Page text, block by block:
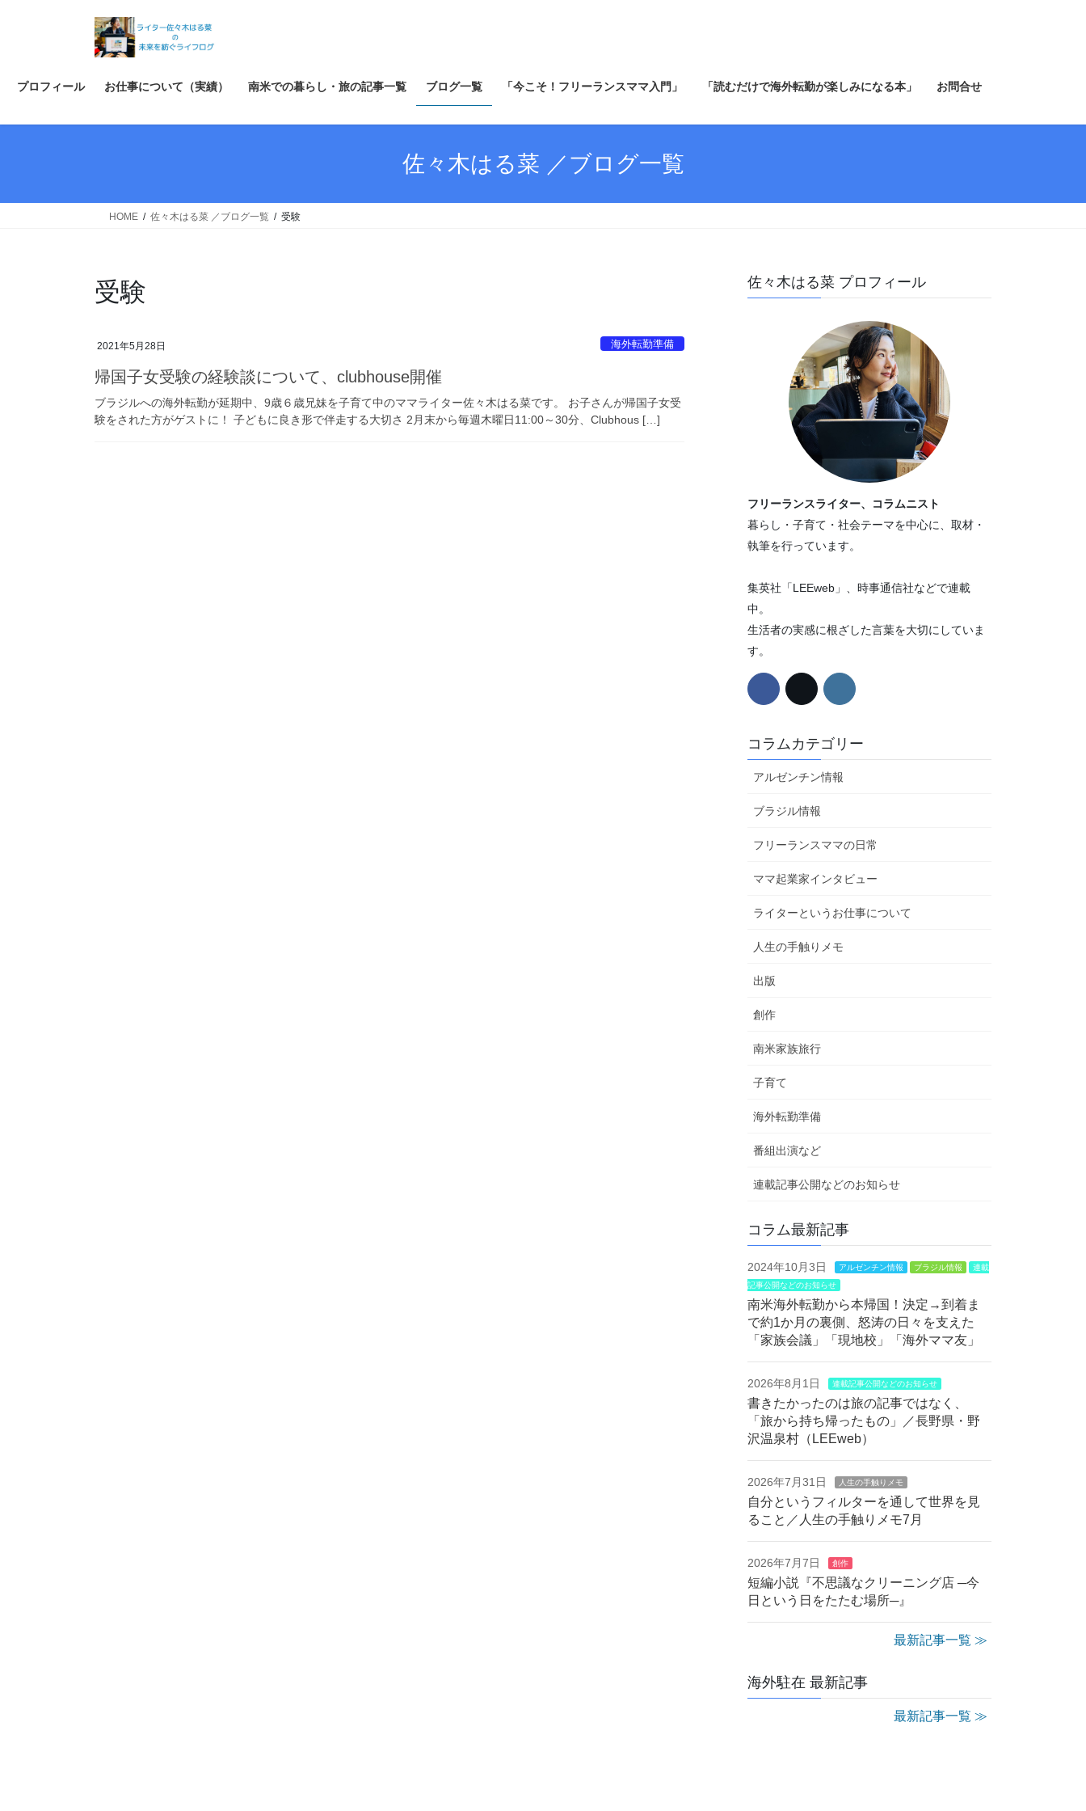
ス
ン
プロフィール お仕事について（実績） 南米での暮らし・旅の記事一覧 ブログ一覧 「今こそ！フリーランスママ入門」 「読むだけで海外転勤が楽しみになる本」 お問合せ
佐々木はる菜 ／ブログ一覧
HOME 佐々木はる菜 ／ブログ一覧 受験
受験
2021年5月28日 海外転勤準備
帰国子女受験の経験談について、clubhouse開催
ブラジルへの海外転勤が延期中、9歳６歳兄妹を子育て中のママライター佐々木はる菜です。 お子さんが帰国子女受
験をされた方がゲストに！ 子どもに良き形で伴走する大切さ 2月末から毎週木曜日11:00～30分、Clubhous […]
佐々木はる菜 プロフィール
フリーランスライター、コラムニスト
暮らし・子育て・社会テーマを中心に、取材・
執筆を行っています。
集英社「LEEweb」、時事通信社などで連載
中。
生活者の実感に根ざした言葉を大切にしていま
す。
コラムカテゴリー
アルゼンチン情報
ブラジル情報
フリーランスママの日常
ママ起業家インタビュー
ライターというお仕事について
人生の手触りメモ
出版
創作
南米家族旅行
子育て
海外転勤準備
番組出演など
連載記事公開などのお知らせ
コラム最新記事
2024年10月3日 アルゼンチン情報 ブラジル情報
連載
記事公開などのお知らせ
南米海外転勤から本帰国！決定→到着ま
で約1か月の裏側、怒涛の日々を支えた
「家族会議」「現地校」「海外ママ友」
2026年8月1日 連載記事公開などのお知らせ
書きたかったのは旅の記事ではなく、
「旅から持ち帰ったもの」／長野県・野
沢温泉村（LEEweb）
2026年7月31日 人生の手触りメモ
自分というフィルターを通して世界を見
ること／人生の手触りメモ7月
2026年7月7日 創作
短編小説『不思議なクリーニング店 ─今
日という日をたたむ場所─』
最新記事一覧 ≫
海外駐在 最新記事
最新記事一覧 ≫